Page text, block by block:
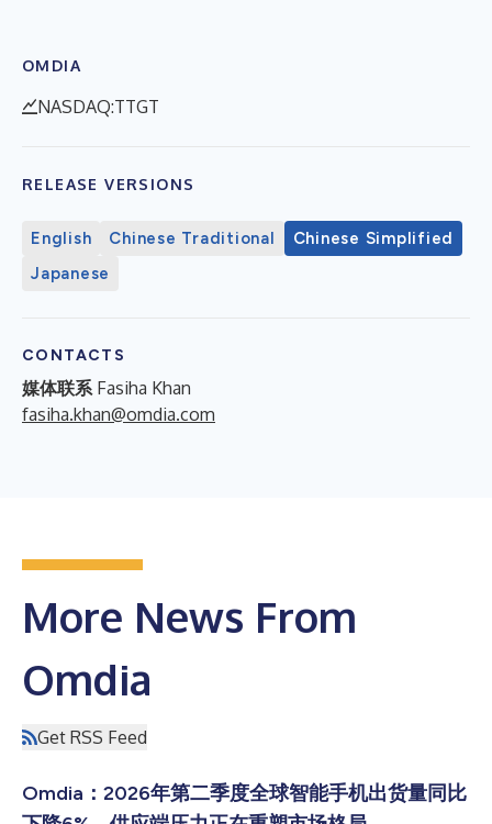
OMDIA
NASDAQ:TTGT
RELEASE VERSIONS
English Chinese Traditional
Chinese Simplified
Japanese
CONTACTS
媒体联系 Fasiha Khan
fasiha.khan@omdia.com
More News From
Omdia
Get RSS Feed
Omdia：2026年第二季度全球智能手机出货量同比